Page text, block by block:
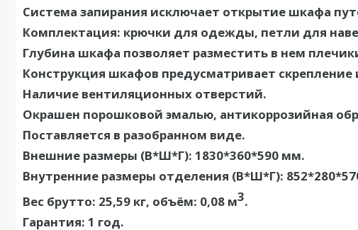
Система запирания исключает открытие шкафа
Комплектация: крючки для одежды, петли для
Глубина шкафа позволяет разместить в нем
Конструкция шкафов предусматривает
Наличие вентиляционных отверстий.
Окрашен порошковой эмалью, антикоррозийная
Поставляется в разобранном виде.
Внешние размеры (В*Ш*Г): 1830*360*590 мм.
Внутренние размеры отделения (В*Ш*Г):
Вес брутто: 25,59 кг, объём: 0,08 м3.
Гарантия: 1 год.